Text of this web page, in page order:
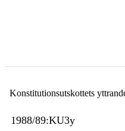
Konstitutionsutskottets
1988/89:KU3y